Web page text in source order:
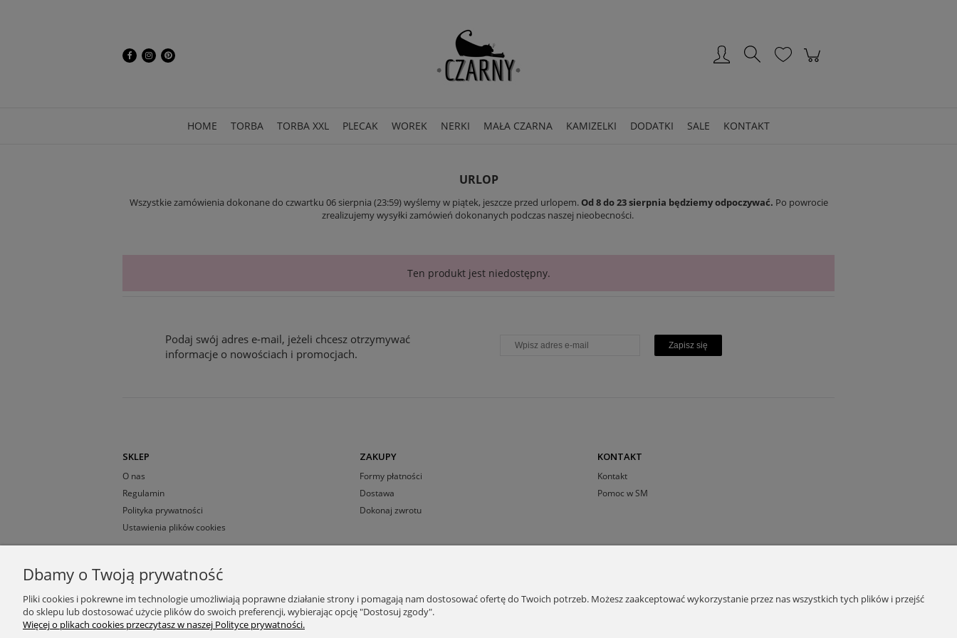
HOME TORBA TORBA XXL PLECAK WOREK NERKI MAŁA CZARNA KAMIZELKI DODATKI SALE KONTAKT
URLOP
Wszystkie zamówienia dokonane do czwartku 06 sierpnia (23:59) wyślemy w piątek, jeszcze przed urlopem.Od 8 do 23 sierpnia będziemy odpoczywać. Po powrocie
zrealizujemy wysyłki zamówień dokonanych podczas naszej nieobecności.
Ten produkt jest niedostępny.
Podaj swój adres e-mail, jeżeli chcesz otrzymywać
informacje o nowościach i promocjach.
Zapisz się
SKLEP
O nas
Regulamin
Polityka prywatności
Ustawienia plików cookies
ZAKUPY
Formy płatności
Dostawa
Dokonaj zwrotu
KONTAKT
Kontakt
Pomoc w SM
Dbamy o Twoją prywatność
Pliki cookies i pokrewne im technologie umożliwiają poprawne działanie strony i pomagają nam dostosować ofertę do Twoich potrzeb. Możesz zaakceptować wykorzystanie przez nas wszystkich tych plików i przejść
do sklepu lub dostosować użycie plików do swoich preferencji, wybierając opcję "Dostosuj zgody".
Więcej o plikach cookies przeczytasz w naszej Polityce prywatności.